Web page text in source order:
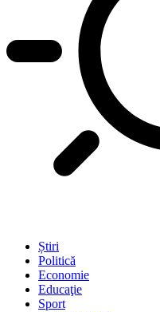
Știri
Politică
Economie
Educaţie
Sport